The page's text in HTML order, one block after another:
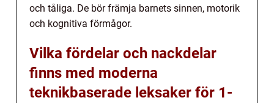
och tåliga. De bör främja barnets sinnen, motorik
och kognitiva förmågor.
Vilka fördelar och nackdelar
finns med moderna
teknikbaserade leksaker för 1-